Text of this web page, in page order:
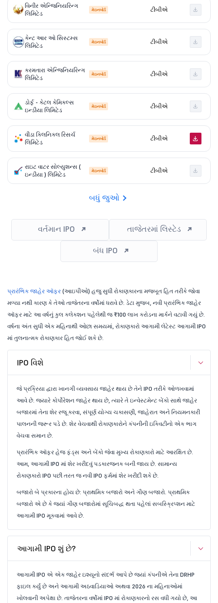
વિનીર એન્જિનિયરિન્ગ
લિમિટેડ
મેઇનબોર્ડ ટીબીએ
કેન્ટ આર ઓ સિસ્ટમ્સ
લિમિટેડ
મેઇનબોર્ડ ટીબીએ
કરમતારા એન્જિનિયરિન્ગ
લિમિટેડ
મેઇનબોર્ડ ટીબીએ
ડોર્ફ - કેટલ કેમિકલ્સ
ઇન્ડીયા લિમિટેડ
મેઇનબોર્ડ ટીબીએ
વીડા ક્લિનિકલ રિસર્ચ
લિમિટેડ
મેઇનબોર્ડ ટીબીએ
રાઇટ વાટર સોલ્યુશન્સ (
ઇન્ડીયા ) લિમિટેડ
મેઇનબોર્ડ ટીબીએ
બધું જુઓ
વર્તમાન IPO તાજેતરમાં લિસ્ટેડ
બંધ IPO
પ્રારંભિક જાહેર ઑફર (આઇપીઓ) હજુ સુધી રોકાણકારના મજબૂત હિત તરીકે જોવા
મળ્યા નથી કારણ કે તેઓ તાજેતરના વર્ષોમાં ધરાવે છે. ડેટા મુજબ, નવી પ્રારંભિક જાહેર
ઑફર માટે આ વર્ષનું કુલ કલેક્શન પહેલેથી જ ₹100 લાખ કરોડના માર્કને વટાવી ગયું છે.
વર્ષના અંત સુધી એક મહિનાથી ઓછા સમયમાં, રોકાણકારો આગામી લેટેસ્ટ આગામી IPO
માં તુલનાત્મક રોકાણકાર હિત જોઈ શકે છે.
IPO વિશે
જે પ્રક્રિયા દ્વારા ખાનગી વ્યવસાય જાહેર થાય છે તેને IPO તરીકે ઓળખવામાં
આવે છે. જ્યારે કોર્પોરેશન જાહેર થાય છે, ત્યારે તે ઇન્વેસ્ટમેન્ટ બેંકો સાથે જાહેર
બજારમાં તેના શેર રજૂ કરવા, સંપૂર્ણ યોગ્ય ચકાસણી, જાહેરાત અને નિયમનકારી
પાલનની જરૂર પડે છે. શેર વેચવાથી રોકાણકારોને કંપનીની ઇક્વિટીનો એક ભાગ
વેચવા સમાન છે.
પ્રારંભિક ઑફર હેજ ફંડ્સ અને બેંકો જેવા મુખ્ય રોકાણકારો માટે આરક્ષિત છે.
આમ, આગામી IPO માં શેર ખરીદવું પડકારજનક બની જાય છે. સામાન્ય
રોકાણકારો IPO પછી તરત જ નવી IPO ફર્મમાં શેર ખરીદી શકે છે.
બજારો બે પ્રકારના હોય છે: પ્રાથમિક બજારો અને ગૌણ બજારો. પ્રાથમિક
બજારો એ છે કે જ્યાં ગૌણ બજારોમાં સૂચિબદ્ધ થતા પહેલાં સબસ્ક્રિપ્શન માટે
આગામી IPO મૂકવામાં આવે છે.
આગામી IPO શું છે?
આગામી IPO એ એક જાહેર ઇશ્યૂનો સંદર્ભ આપે છે જ્યાં કંપનીએ તેના DRHP
ફાઇલ કર્યું છે અને આગામી અઠવાડિયાઓ અથવા 2026 ના મહિનાઓમાં
ખોલવાની અપેક્ષા છે. તાજેતરના વર્ષોમાં IPO માં રોકાણકારનો રસ વધી ગયો છે, આ